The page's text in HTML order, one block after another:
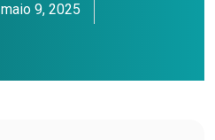
maio 9, 2025